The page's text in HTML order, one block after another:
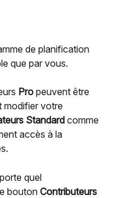
de planification
que par vous.
Pro peuvent être
modifier votre
Standard comme
accès à la
quel
bouton Contributeurs